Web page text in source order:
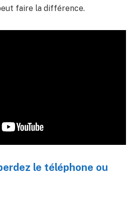
faire la différence.
le téléphone ou